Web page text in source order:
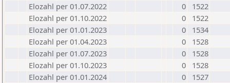
Elozahl per 01.07.2022
0
1522
Elozahl per 01.10.2022
0
1522
Elozahl per 01.01.2023
0
1534
Elozahl per 01.04.2023
0
1528
Elozahl per 01.07.2023
0
1528
Elozahl per 01.10.2023
0
1528
Elozahl per 01.01.2024
0
1527